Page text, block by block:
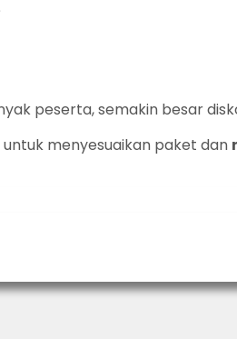
peserta, semakin besar
untuk menyesuaikan paket dan